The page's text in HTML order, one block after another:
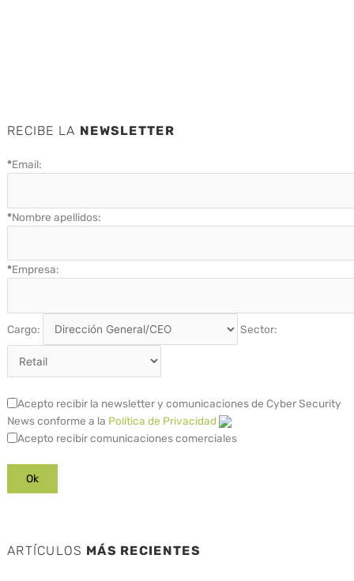
RECIBE LA NEWSLETTER
*Email:
*Nombre apellidos:
*Empresa:
Cargo: Sector:
Acepto recibir la newsletter y comunicaciones de Cyber Security
News conforme a la Política de Privacidad
Acepto recibir comunicaciones comerciales
ARTÍCULOS MÁS RECIENTES